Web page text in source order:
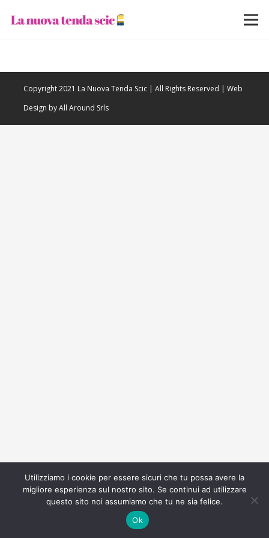
Copyright 2021 La Nuova Tenda Scic | All Rights Reserved | Web
Design by All Around Srls
Utilizziamo i cookie per essere sicuri che tu possa avere la
migliore esperienza sul nostro sito. Se continui ad utilizzare
questo sito noi assumiamo che tu ne sia felice.
Ok